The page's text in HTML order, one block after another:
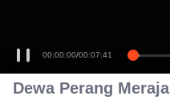
Dewa Perang Meraja